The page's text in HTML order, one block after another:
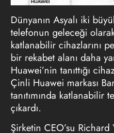
Dünyanın Asyalı iki
telefonun geleceği
katlanabilir cihazlarını
bir rekabet alanı daha
Huawei’nin tanıttığı
Çinli Huawei markası
tanıtımında katlanabilir
çıkardı.
Şirketin CEO’su